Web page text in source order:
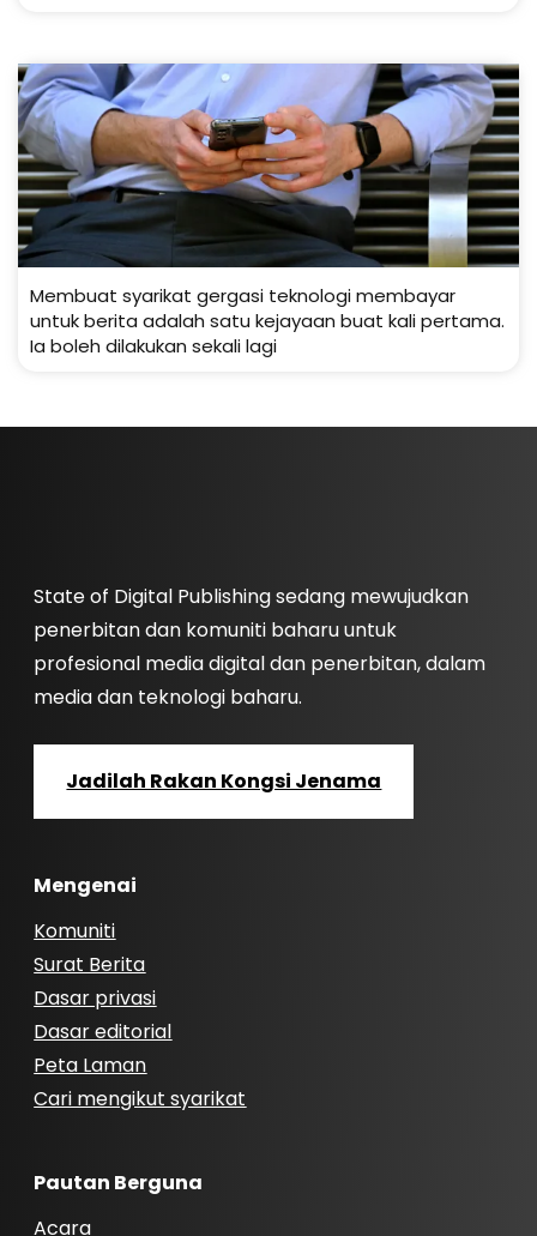
Membuat syarikat gergasi teknologi membayar
untuk berita adalah satu kejayaan buat kali pertama.
Ia boleh dilakukan sekali lagi
State of Digital Publishing sedang mewujudkan
penerbitan dan komuniti baharu untuk
profesional media digital dan penerbitan, dalam
media dan teknologi baharu.
Jadilah Rakan Kongsi Jenama
Mengenai
Komuniti
Surat Berita
Dasar privasi
Dasar editorial
Peta Laman
Cari mengikut syarikat
Pautan Berguna
Acara